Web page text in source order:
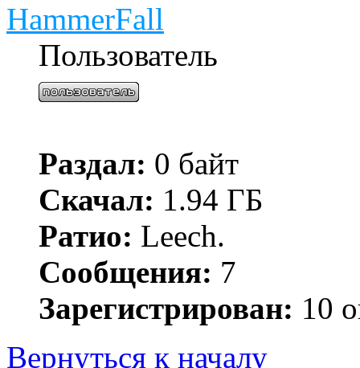
HammerFall
Пользователь
Раздал: 0 байт
Скачал: 1.94 ГБ
Ратио: Leech.
Сообщения: 7
Зарегистрирован: 10
Вернуться к началу